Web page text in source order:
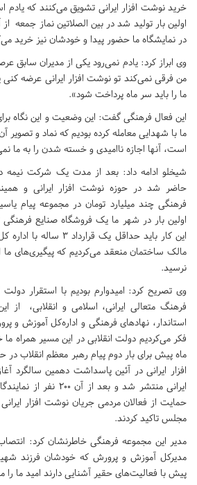
خرید نوشت افزار ایرانی تشویق می‌کنند که
اولین بار تولید شد در بین الصلاتین نماز جمعه از
در نمایشگاه ما حضور پیدا و خودشان نیز خرید
وی ابراز کرد: یادم نمی‌رود یکی از مدیران سابق
من فرقی نمی‌کند تو نوشت افزار ایرانی عرضه کنی
ما را باید سر ماه پرداخت شود».
این فعال فرهنگی گفت: این وضعیت و این نگاه
ما با شهدایی معامله کرده بودیم که نماد و تصویر
است، آنها اجازه ناامیدی و خسته شدن را به ما
شیخلو ادامه داد: بعد از مدت یک شرکت
حاضر شد در حوزه نوشت افزار ایرانی و
فرهنگی چند میلیارد تومان در مجموعه پیام
اولین بار در شهر ما یک فروشگاه صنایع فرهنگی
این کار باید حداقل یک
مالک ساختمان منعقد می‌کردیم که پیگیری‌های ما
نرسید.
وی تصریح کرد: امیدوارم بودیم با استقرار
فرهنگ متعالی ایرانی، اسلامی و انقلابی، از
استاندار، نهادهای فرهنگی و اداره‌کل آموزش و
فکر می‌کردیم دولت انقلابی در این مسیر همراه ما
ماه پیش برای بار دوم پیام رهبر معظم انقلاب
افزار ایرانی در آئین پاسداشت دهمین سالگرد
ایرانی منتشر شد و بعد
حمایت از فعالان مردمی جریان نوشت افزار
مجلس تاکید کردند.
مدیر این مجموعه فرهنگی خاطرنشان کرد:
پیش با فعالیت‌های حقیر آشنایی دارند امید ما